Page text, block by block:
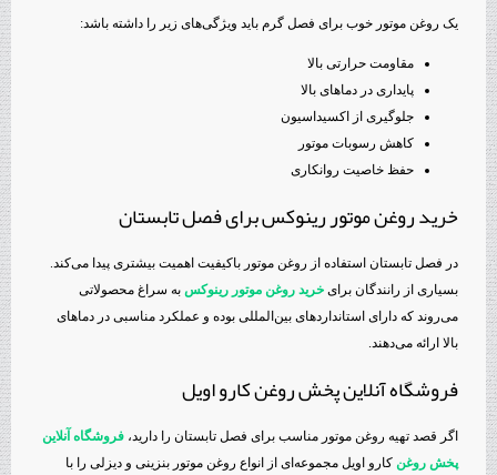
یک روغن موتور خوب برای فصل گرم باید ویژگی‌های زیر را داشته باشد:
مقاومت حرارتی بالا
پایداری در دماهای بالا
جلوگیری از اکسیداسیون
کاهش رسوبات موتور
حفظ خاصیت روانکاری
خرید روغن موتور رینوکس برای فصل تابستان
در فصل تابستان استفاده از روغن موتور باکیفیت اهمیت بیشتری پیدا می‌کند.
بسیاری از رانندگان برای خرید روغن موتور رینوکسبه سراغ محصولاتی
می‌روند که دارای استانداردهای بین‌المللی بوده و عملکرد مناسبی در دماهای
بالا ارائه می‌دهند.
فروشگاه آنلاین پخش روغن کارو اویل
اگر قصد تهیه روغن موتور مناسب برای فصل تابستان را دارید، فروشگاه آنلاین
پخش روغنکارو اویل مجموعه‌ای از انواع روغن موتور بنزینی و دیزلی را با